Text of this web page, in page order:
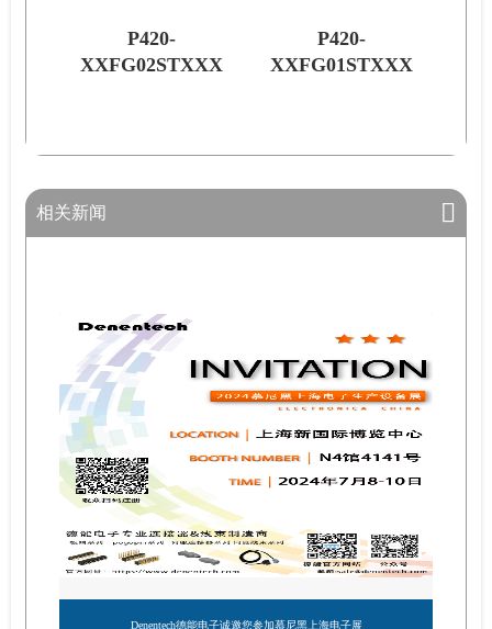
P420-
XXFG02STXXX
P420-
XXFG01STXXX
相关新闻
Denentech德能电子诚邀您参加慕尼黑上海电子展